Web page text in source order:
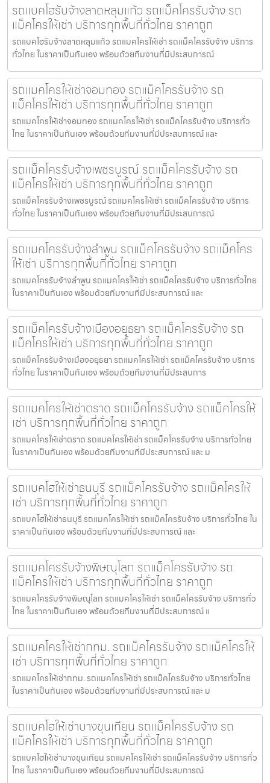
รถแบคโฮรับจ้างลาดหลุมแก้ว รถแม็คโครรับจ้าง รถ
แม็คโครให้เช่า บริการทุกพื้นที่ทั่วไทย ราคาถูก
รถแบคโฮรับจ้างลาดหลุมแก้ว รถแมคโครให้เช่า รถแม็คโครรับจ้าง บริการ
ทั่วไทย ในราคาเป็นกันเอง พร้อมด้วยทีมงานที่มีประสบการณ์
รถแมคโครให้เช่าจอมทอง รถแม็คโครรับจ้าง รถ
แม็คโครให้เช่า บริการทุกพื้นที่ทั่วไทย ราคาถูก
รถแมคโครให้เช่าจอมทอง รถแมคโครให้เช่า รถแม็คโครรับจ้าง บริการทั่ว
ไทย ในราคาเป็นกันเอง พร้อมด้วยทีมงานที่มีประสบการณ์ และ
รถแม็คโครรับจ้างเพชรบูรณ์ รถแม็คโครรับจ้าง รถ
แม็คโครให้เช่า บริการทุกพื้นที่ทั่วไทย ราคาถูก
รถแม็คโครรับจ้างเพชรบูรณ์ รถแมคโครให้เช่า รถแม็คโครรับจ้าง บริการ
ทั่วไทย ในราคาเป็นกันเอง พร้อมด้วยทีมงานที่มีประสบการณ์
รถแมคโครรับจ้างลำพูน รถแม็คโครรับจ้าง รถแม็คโคร
ให้เช่า บริการทุกพื้นที่ทั่วไทย ราคาถูก
รถแมคโครรับจ้างลำพูน รถแมคโครให้เช่า รถแม็คโครรับจ้าง บริการทั่วไทย
ในราคาเป็นกันเอง พร้อมด้วยทีมงานที่มีประสบการณ์ และ
รถแม็คโครรับจ้างเมืองอยุธยา รถแม็คโครรับจ้าง รถ
แม็คโครให้เช่า บริการทุกพื้นที่ทั่วไทย ราคาถูก
รถแม็คโครรับจ้างเมืองอยุธยา รถแมคโครให้เช่า รถแม็คโครรับจ้าง บริการ
ทั่วไทย ในราคาเป็นกันเอง พร้อมด้วยทีมงานที่มีประสบการ
รถแมคโครให้เช่าตราด รถแม็คโครรับจ้าง รถแม็คโครให้
เช่า บริการทุกพื้นที่ทั่วไทย ราคาถูก
รถแมคโครให้เช่าตราด รถแมคโครให้เช่า รถแม็คโครรับจ้าง บริการทั่วไทย
ในราคาเป็นกันเอง พร้อมด้วยทีมงานที่มีประสบการณ์ และ ม
รถแบคโฮให้เช่าธนบุรี รถแม็คโครรับจ้าง รถแม็คโครให้
เช่า บริการทุกพื้นที่ทั่วไทย ราคาถูก
รถแบคโฮให้เช่าธนบุรี รถแมคโครให้เช่า รถแม็คโครรับจ้าง บริการทั่วไทย ใน
ราคาเป็นกันเอง พร้อมด้วยทีมงานที่มีประสบการณ์ และ
รถแมคโครรับจ้างพิษณุโลก รถแม็คโครรับจ้าง รถ
แม็คโครให้เช่า บริการทุกพื้นที่ทั่วไทย ราคาถูก
รถแมคโครรับจ้างพิษณุโลก รถแมคโครให้เช่า รถแม็คโครรับจ้าง บริการทั่ว
ไทย ในราคาเป็นกันเอง พร้อมด้วยทีมงานที่มีประสบการณ์ แ
รถแมคโครให้เช่ากทม. รถแม็คโครรับจ้าง รถแม็คโครให้
เช่า บริการทุกพื้นที่ทั่วไทย ราคาถูก
รถแมคโครให้เช่ากทม. รถแมคโครให้เช่า รถแม็คโครรับจ้าง บริการทั่วไทย
ในราคาเป็นกันเอง พร้อมด้วยทีมงานที่มีประสบการณ์ และ ม
รถแบคโฮให้เช่าบางขุนเทียน รถแม็คโครรับจ้าง รถ
แม็คโครให้เช่า บริการทุกพื้นที่ทั่วไทย ราคาถูก
รถแบคโฮให้เช่าบางขุนเทียน รถแมคโครให้เช่า รถแม็คโครรับจ้าง บริการทั่ว
ไทย ในราคาเป็นกันเอง พร้อมด้วยทีมงานที่มีประสบการณ์